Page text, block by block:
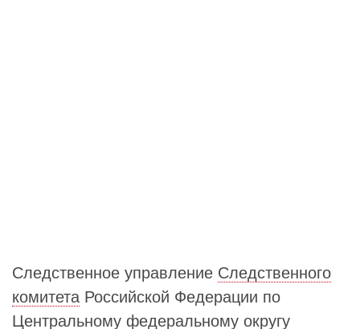
Следственное управление Следственного
комитета Российской Федерации по
Центральному федеральному округу